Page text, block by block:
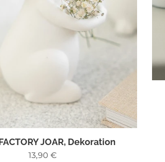
JOAR, Dekoration
13,90 €